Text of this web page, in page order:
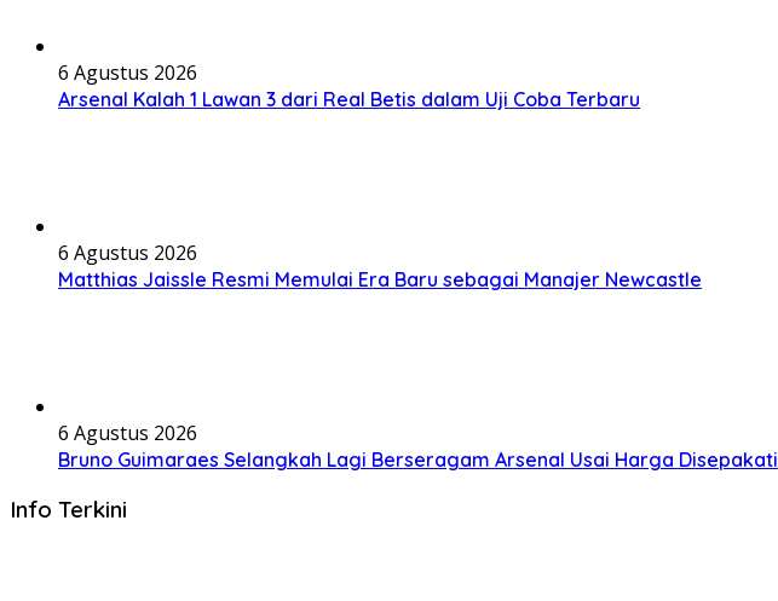
6 Agustus 2026
Arsenal Kalah 1 Lawan 3 dari Real Betis dalam Uji Coba Terbaru
6 Agustus 2026
Matthias Jaissle Resmi Memulai Era Baru sebagai Manajer Newcastle
6 Agustus 2026
Bruno Guimaraes Selangkah Lagi Berseragam Arsenal Usai Harga Disepakati
Info Terkini